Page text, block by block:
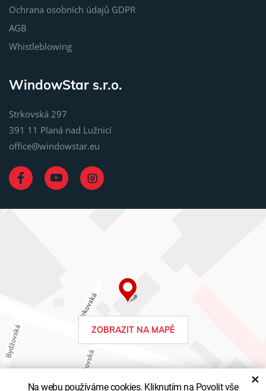
Na webu používáme cookies. Kliknutím na Povolit vše ×
Ochrana osobních údajů GDPR
AGB
Whistleblowing
WindowStar s.r.o.
Strkovská 297
391 11 Planá nad Lužnicí
office@windowstar.eu
ZOBRAZIT NA MAPĚ